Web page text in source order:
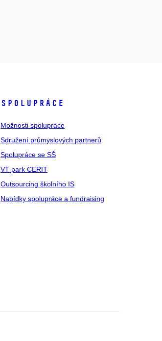
SPOLUPRÁCE
Možnosti spolupráce
Sdružení průmyslových partnerů
Spolupráce se SŠ
VT park CERIT
Outsourcing školního IS
Nabídky spolupráce a fundraising